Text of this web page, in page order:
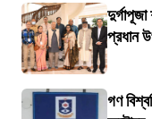
প্রধান
গণ